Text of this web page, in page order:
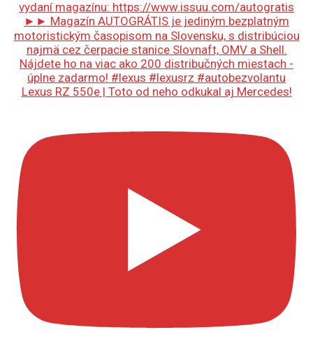
Lexus RZ 550e | Toto od neho odkukal aj Mercedes!